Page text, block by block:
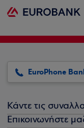
EuroPhone
Κάντε τις
Επικοινωνήστε